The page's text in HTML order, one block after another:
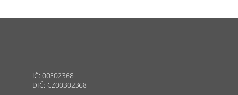
IČ: 00302368
DIČ: CZ00302368